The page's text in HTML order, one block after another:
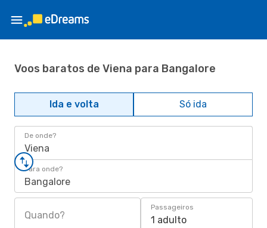
Voos baratos de Viena para Bangalore
Ida e volta Só ida
De onde?
Viena
Para onde?
Bangalore
Quando?
Passageiros
1 adulto